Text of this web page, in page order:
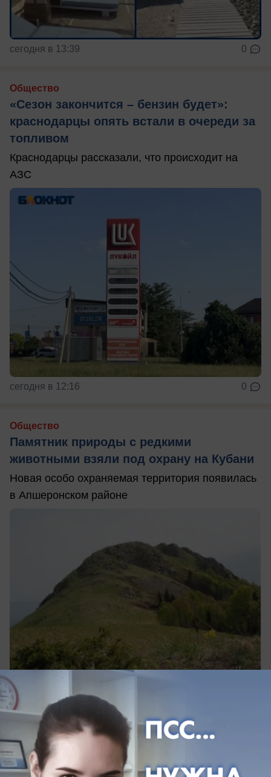
сегодня в 13:39 0
Общество
«Сезон закончится – бензин будет»:
краснодарцы опять встали в очереди за
топливом
Краснодарцы рассказали, что происходит на
АЗС
сегодня в 12:16 0
Общество
Памятник природы с редкими
животными взяли под охрану на Кубани
Новая особо охраняемая территория появилась
в Апшеронском районе
сегодня в 11:53
Общество
Опасная жара до +39 градусов